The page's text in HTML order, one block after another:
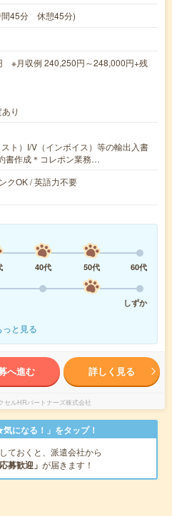
間45分 休憩45分)
※月収例 240,250円～248,000円+残
り
ト）I/V（インボイス）等の輸出入書
書作成＊コレポン業務…
クOK / 英語力不要
40代 50代
60代
しずか
っと見る
へ進む 詳しく見る
セルHRパートナーズ株式会社
になる！」をタップ！
ておくと、派遣会社から
応募歓迎」 が届きます！